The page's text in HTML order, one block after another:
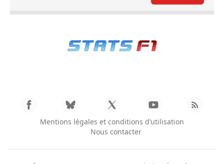
Mentions légales et conditions d’utilisation
Nous contacter